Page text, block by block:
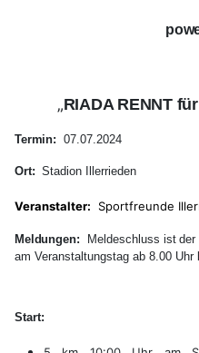
„RIADA RENNT
Termin: 07.07.2024
Ort: Stadion Illerrieden
Veranstalter: Sportfreunde
Meldungen: Meldeschluss ist der
am Veranstaltungstag ab 8.00 Uhr
Start: